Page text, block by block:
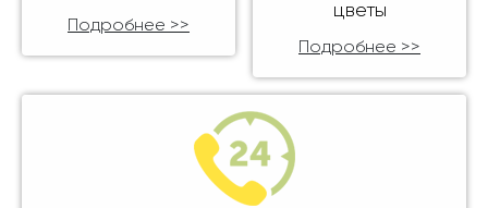
Подробнее >>
цветы
Подробнее >>